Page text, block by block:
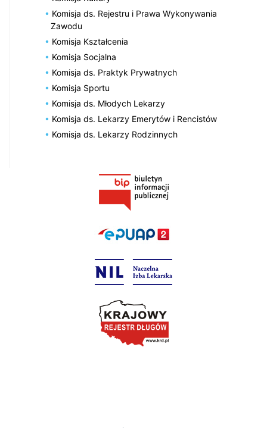
Komisja ds. Rejestru i Prawa Wykonywania
Zawodu
Komisja Kształcenia
Komisja Socjalna
Komisja ds. Praktyk Prywatnych
Komisja Sportu
Komisja ds. Młodych Lekarzy
Komisja ds. Lekarzy Emerytów i Rencistów
Komisja ds. Lekarzy Rodzinnych